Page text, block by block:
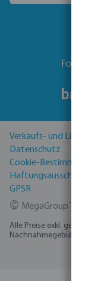
Folgen
Verkaufs- und
Datenschutz
Cookie-Bestimmungen
Haftungsausschluss
GPSR
© MegaGroup Trade
Alle Preise exkl. gesetzl.
Nachnahmegebühren,